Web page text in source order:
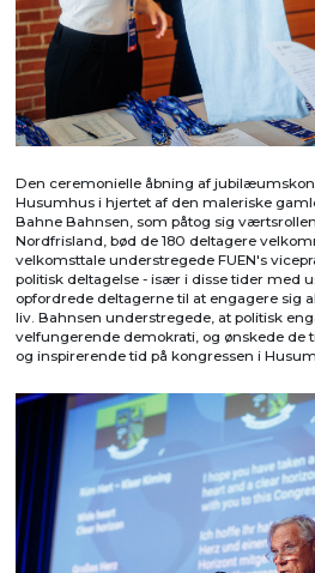
Den ceremonielle åbning af
Husumhus i hjertet af den maleriske
Bahne Bahnsen, som påtog sig
Nordfrisland, bød de 180 deltagere
velkomsttale understregede FUEN's
politisk deltagelse - især i disse tider med
opfordrede deltagerne til at engagere sig
liv. Bahnsen understregede, at politisk
velfungerende demokrati, og ønskede
og inspirerende tid på kongressen i